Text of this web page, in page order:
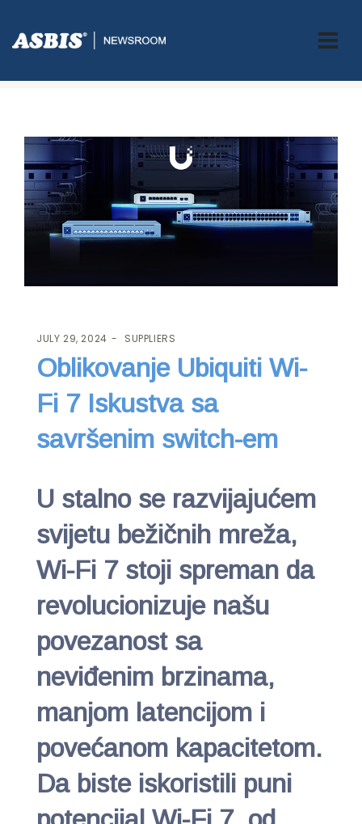
ASBIS.BA>SUPPLIERS> OBLIKOVANJE UBIQUITI WI-FI 7 ISKUSTVA
JULY 29, 2024 SUPPLIERS
Oblikovanje Ubiquiti Wi-
Fi 7 Iskustva sa
savršenim switch-em
U stalno se razvijajućem
svijetu bežičnih mreža,
Wi-Fi 7 stoji spreman da
revolucionizuje našu
povezanost sa
neviđenim brzinama,
manjom latencijom i
povećanom kapacitetom.
Da biste iskoristili puni